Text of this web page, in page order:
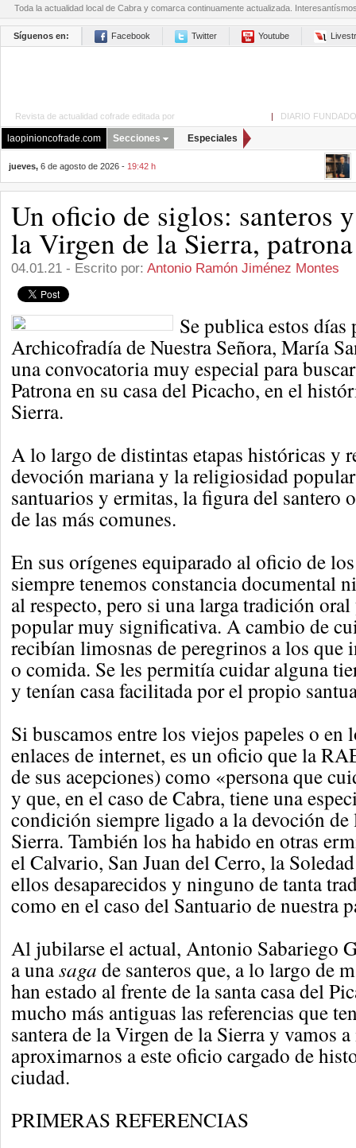
Toda la actualidad local de Cabra y comarca continuamente actualizada.
Síguenos en: Facebook Twitter Youtube
Revista de actualidad cofrade editada por | DIARIO
laopinioncofrade.com Secciones Especiales
jueves, 6 de agosto de 2026 - 19:42 h
Un oficio de siglos: santeros
la Virgen de la Sierra,
04.01.21 - Escrito por: Antonio Ramón Jiménez Montes
Se publica estos días
Archicofradía de Nuestra Señora, María
una convocatoria muy especial para
Patrona en su casa del Picacho, en el
Sierra.
A lo largo de distintas etapas históricas y
devoción mariana y la religiosidad
santuarios y ermitas, la figura del santero
de las más comunes.
En sus orígenes equiparado al oficio de
siempre tenemos constancia documental
al respecto, pero si una larga tradición
popular muy significativa. A cambio de
recibían limosnas de peregrinos a los que
o comida. Se les permitía cuidar alguna
y tenían casa facilitada por el propio
Si buscamos entre los viejos papeles o en
enlaces de internet, es un oficio que la
de sus acepciones) como «persona que
y que, en el caso de Cabra, tiene una
condición siempre ligado a la devoción
Sierra. También los ha habido en otras
el Calvario, San Juan del Cerro, la
ellos desaparecidos y ninguno de tanta
como en el caso del Santuario de nuestra
Al jubilarse el actual, Antonio Sabariego
a unasaga de santeros que, a lo largo de
han estado al frente de la santa casa del
mucho más antiguas las referencias que
santera de la Virgen de la Sierra y vamos
aproximarnos a este oficio cargado de
ciudad.
PRIMERAS REFERENCIAS